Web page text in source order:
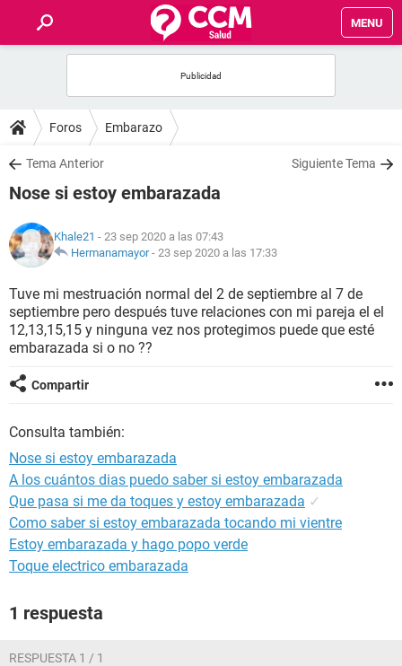
MENU
FOROS
SALUD
NUTRICIÓN
BIENESTAR
SEXUALIDAD
GLOSARIO
Foros Embarazo
Tema Anterior Siguiente Tema
Nose si estoy embarazada
Khale21 - 23 sep 2020 a las 07:43
Hermanamayor- 23 sep 2020 a las 17:33
Tuve mi mestruación normal del 2 de septiembre al 7 de
septiembre pero después tuve relaciones con mi pareja el el
12,13,15,15 y ninguna vez nos protegimos puede que esté
embarazada si o no ??
Compartir
Consulta también:
Nose si estoy embarazada
A los cuántos dias puedo saber si estoy embarazada
Que pasa si me da toques y estoy embarazada ✓
Como saber si estoy embarazada tocando mi vientre
Estoy embarazada y hago popo verde
Toque electrico embarazada
1 respuesta
RESPUESTA 1 / 1